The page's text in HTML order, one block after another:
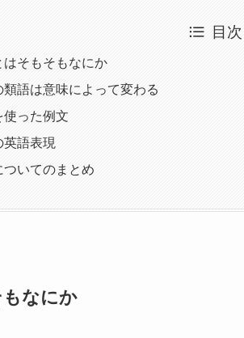
目次
はそもそもなにか
類語は意味によって変わる
使った例文
英語表現
ついてのまとめ
なにか